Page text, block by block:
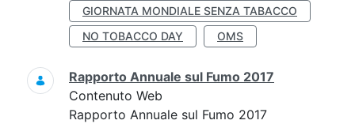
GIORNATA MONDIALE SENZA TABACCO
NO TOBACCO DAY
OMS
Rapporto Annuale sul Fumo 2017
Contenuto Web
Rapporto Annuale sul Fumo 2017